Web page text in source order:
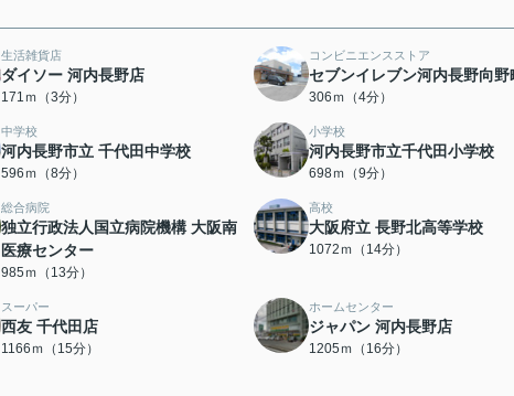
生活雑貨店
ダイソー 河内長野店
171ｍ（3分）
コンビニエンスストア
セブンイレブン河内長野向野
306ｍ（4分）
中学校
河内長野市立 千代田中学校
596ｍ（8分）
小学校
河内長野市立千代田小学校
698ｍ（9分）
総合病院
独立行政法人国立病院機構 大阪南
医療センター
985ｍ（13分）
高校
大阪府立 長野北高等学校
1072ｍ（14分）
スーパー
西友 千代田店
1166ｍ（15分）
ホームセンター
ジャパン 河内長野店
1205ｍ（16分）